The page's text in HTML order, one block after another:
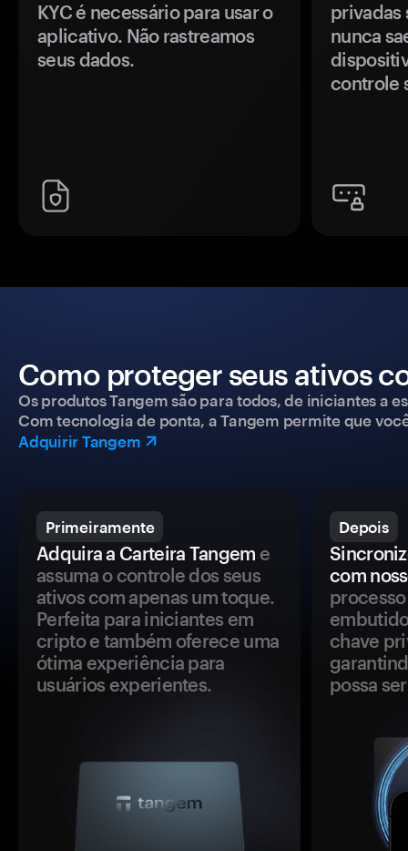
KYC é necessário para usar o
aplicativo. Não rastreamos
seus dados.
privadas
nunca
controle
Como proteger seus ativos
Os produtos Tangem são para todos, de iniciantes a
Com tecnologia de ponta, a Tangem permite que
Adquirir Tangem
Primeiramente
Adquira a Carteira Tangem e
assuma o controle dos seus
ativos com apenas um toque.
Perfeita para iniciantes em
cripto e também oferece uma
ótima experiência para
usuários experientes.
Depois
com
chave
possa